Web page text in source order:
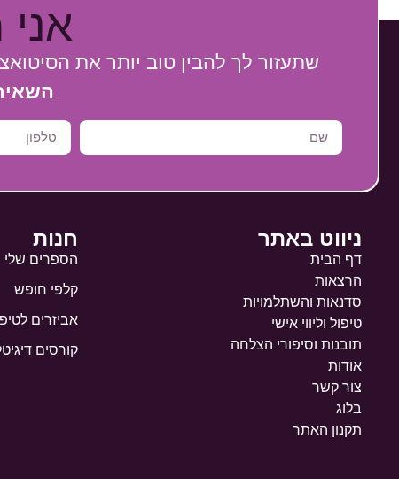
שתעזור לך להבין טוב יותר את
ניווט באתר
דף הבית
הרצאות
סדנאות והשתלמויות
טיפול וליווי אישי
תובנות וסיפורי הצלחה
אודות
צור קשר
בלוג
תקנון האתר
חנות
הספרים שלי
קלפי חופש
אביזרים
קורסים